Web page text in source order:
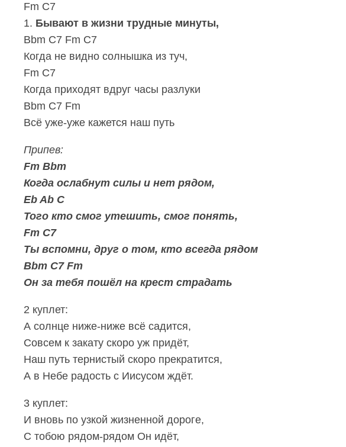
Fm C7
1. Бывают в жизни трудные минуты,
Bbm C7 Fm C7
Когда не видно солнышка из туч,
Fm C7
Когда приходят вдруг часы разлуки
Bbm C7 Fm
Всё уже-уже кажется наш путь
Припев:
Fm Bbm
Когда ослабнут силы и нет рядом,
Eb Ab C
Того кто смог утешить, смог понять,
Fm C7
Ты вспомни, друг о том, кто всегда рядом
Bbm C7 Fm
Он за тебя пошёл на крест страдать
2 куплет:
А солнце ниже-ниже всё садится,
Совсем к закату скоро уж придёт,
Наш путь тернистый скоро прекратится,
А в Небе радость с Иисусом ждёт.
3 куплет:
И вновь по узкой жизненной дороге,
С тобою рядом-рядом Он идёт,